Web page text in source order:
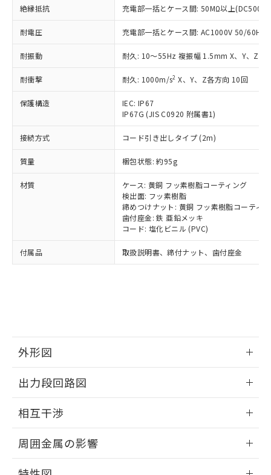
絶縁抵抗 充電部一括とケース間: 50MΩ以上(DC500V
耐電圧 充電部一括とケース間: AC1000V 50/60Hz
耐振動 耐久: 10～55Hz 複振幅 1.5mm X、Y、Z各
耐衝撃 耐久: 1000m/s2 X、Y、Z各方向 10回
保護構造
IEC: IP67
IP67G (JIS C0920 附属書1)
接続方式 コード引き出しタイプ (2m)
質量 梱包状態: 約95g
材質
ケース: 黄銅 フッ素樹脂コーティング
検出面: フッ素樹脂
締めつけナット: 黄銅 フッ素樹脂コーティ
歯付座金: 鉄 亜鉛メッキ
コード: 塩化ビニル (PVC)
付属品 取扱説明書、締付ナット、歯付座金
外形図
外形図
出力段回路図
出力段回路図
相互干渉
相互干渉
周囲金属の影響
在庫状況および標準価格照会結果は、
記載している更新日時点での社内デー
タに基づき作成されるものであり、閲
覧された時点での実際の在庫および標
準価格とは異なる場合があることをご
了承ください。
正式な納期状況および標準価格はお客
様のお取引先、またはお客様担当のオ
ムロン制御機器販売店・当社販売員に
ご相談ください。
オムロン制御機器販売店や当社販売拠
販売ネットワーク
」をご確認
在庫状況および標準価格結果を当社の
事前の承諾なく第三者に漏洩または開
示しないようお願いします。
マイパーツ機能（部品リスト作成サー
ビス）をご利用いただくには、I-Web
メンバーズにご登録されている必要が
お客様が当ウェブサイト上で当社にご
※当社の共同利用者とは、"個人情報
用者の範囲」に記載されている法人を
指します。
むを得ず変更することがあります。
*EU RoHS指令（10物質）：
鉛(Pb) 1000ppm以下、 水銀(Hg) 1000ppm以下、 カド
ミウム(Cd) 100ppm以下、
六価クロム(Cr(Ⅵ)) 1000ppm以下、ポリ臭化ビフェニル
類(PBB) 1000ppm以下、ポリ臭化ジフェニルエーテル類
(PBDE) 1000ppm以下、フタル酸ビス(2-エチルヘキシ
ル) (DEHP)(別名：DOP) 1000ppm以下、フタル酸ブチ
ルベンジル（BBP） 1000ppm以下、フタル酸ジブチル
（DBP） 1000ppm以下、フタル酸ジイソブチル
但し、RoHS指令で産業用監視および制御機器に対する
適用除外項目は除く。
フタル酸エステル類の４物質については閾値を超える意
図的な使用がないことを確認しています。
部品在庫の切り替え状況などにより、予定
月が前後することがあります。
EU RoHS指令（10物質）の非含有証明書
51物質の非含有証明書（当社基準）
ものではありません。
また、RoHS指令のフタル酸エステル類４
物質の対応では、対応完了までの期間は出
荷製品に未対応品が混在することから備考
欄に対応日を記載しておりました。
既に当社にて対応品への在庫切替を完了
い合わせください。
Cr(Ⅵ)(六価クロム) : 1000ppm、 PBBs(ポリ臭化ビフェ
ニル類) : 1000ppm、 PBDEs(ポリ臭化ジフェニルエーテ
DBP(フタル酸ジブチル) : 1000ppm、 DIBP(フタル酸ジ
イソブチル) : 1000ppm、 BBP(フタル酸ブチルベンジ
DEHP(フタル酸ビス(2-エチルヘキシル)) : 1000ppm
※2 環境保護使用期限
「ｅ」：有害物質（10物質）のすべてが基
準値以下であることを示します。
「10」：通常の使用状況下において有害物
質が外部に漏えいし、環境に深刻な影響を
及ぼさない年数を意味します。
「－」：未確認です。当社販売部門へお問
い合わせください。
為替および外国貿易法に定める商品
（以下｢規制貨物等」という）を輸出
または国外への提供する場合は、日本
国政府の輸出許可(または役務取引許
可)を取得するなどの必要な手続きを
当社は規制貨物を破棄する場合は、完
全に破砕するなど、違法に輸出されな
いよう必要な手段を講じます。
当社は貴社製品を、核兵器、ミサイ
ル、化学兵器、生物兵器またはその他
武器並びにこれらの製造装置等に一切
使用いたしません。
当社は、貴社製品を第三者に販売する
場合は、上記1、2および3の内容を当
該第三者に通知します。また当社は、
販売先および販売に係わる関係者が違
法に輸出するおそれがある場合は、取
り引きをいたしません。
一定数以上の在庫あり
一定数には満たないが在庫あり
在庫なし(最新の在庫状況につ
いては、お客様のお取引先、ま
たはお客様担当のオムロン制御
機器販売店・当社販売員にご確
認ください)
受注生産機種、また在庫状況の
情報を公開していない機種